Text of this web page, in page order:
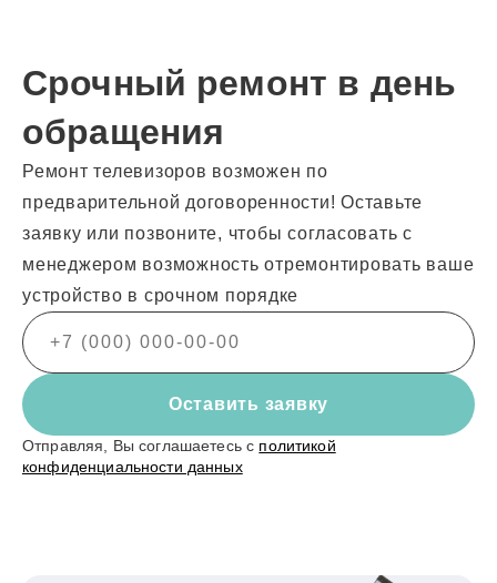
Срочный ремонт в день
обращения
Ремонт телевизоров возможен по
предварительной договоренности! Оставьте
заявку или позвоните, чтобы согласовать с
менеджером возможность отремонтировать ваше
устройство в срочном порядке
Оставить заявку
Отправляя, Вы соглашаетесь с политикой
конфиденциальности данных